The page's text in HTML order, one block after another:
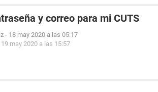
y correo para mi CUTS
- 18 may 2020 a las 05:17
19 may 2020 a las 15:57